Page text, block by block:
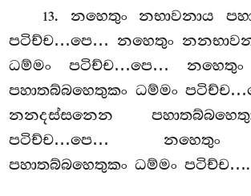
13. නහෙතුං නභාවනාය
පටිච්ච…පෙ… නහෙතුං
ධම්මං පටිච්ච…පෙ…
පහාතබ්බහෙතුකං ධම්මං
නනදස්සනෙන
පටිච්ච…පෙ… නහෙතුං
පහාතබ්බහෙතුකං ධම්මං පටිච්ච….